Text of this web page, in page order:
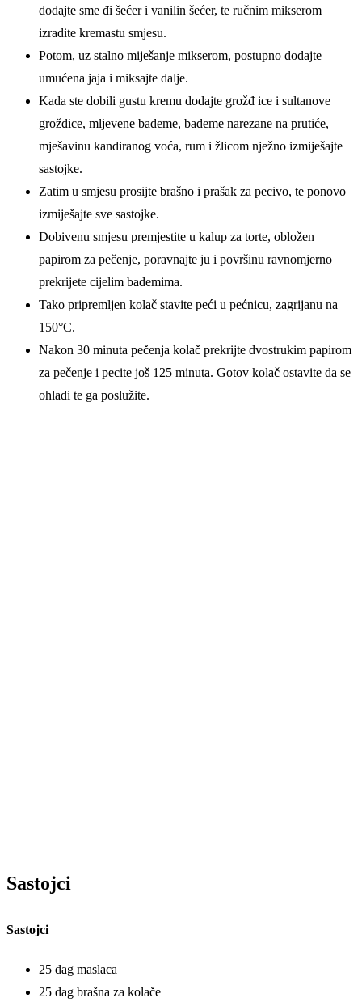
dodajte sme đi šećer i vanilin šećer, te ručnim mikserom
izradite kremastu smjesu.
Potom, uz stalno miješanje mikserom, postupno dodajte
umućena jaja i miksajte dalje.
Kada ste dobili gustu kremu dodajte grožđ ice i sultanove
grožđice, mljevene bademe, bademe narezane na prutiće,
mješavinu kandiranog voća, rum i žlicom nježno izmiješajte
sastojke.
Zatim u smjesu prosijte brašno i prašak za pecivo, te ponovo
izmiješajte sve sastojke.
Dobivenu smjesu premjestite u kalup za torte, obložen
papirom za pečenje, poravnajte ju i površinu ravnomjerno
prekrijete cijelim bademima.
Tako pripremljen kolač stavite peći u pećnicu, zagrijanu na
150°C.
Nakon 30 minuta pečenja kolač prekrijte dvostrukim papirom
za pečenje i pecite još 125 minuta. Gotov kolač ostavite da se
ohladi te ga poslužite.
Sastojci
Sastojci
25 dag maslaca
25 dag brašna za kolače